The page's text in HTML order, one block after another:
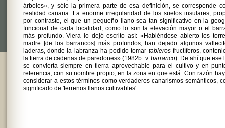
árboles», y sólo la primera parte de esa definición, se corresponde
realidad canaria. La enorme irregularidad de los suelos insulares,
por contraste, el que un pequeño llano sea tan significativo en la
funcional de cada localidad, como lo son la elevación mayor o el
más profundo. Viera lo dejó escrito así: «Habiéndose abierto los
madre [de los barrancos] más profundos, han dejado algunos
laderas, donde la labranza ha podido tomar tablerosfructíferos,
la tierra de cadenas de paredones» (1982b: v. barranco). De ahí que ese
se convierta siempre en tierra aprovechable para el cultivo y en
referencia, con su nombre propio, en la zona en que está. Con razón
considerar a estos términos como verdaderos canarismos semánticos,
significado de 'terrenos llanos cultivables'.